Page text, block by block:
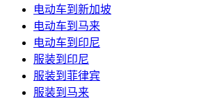
电动车到新加坡
电动车到马来
电动车到印尼
服装到印尼
服装到菲律宾
服装到马来